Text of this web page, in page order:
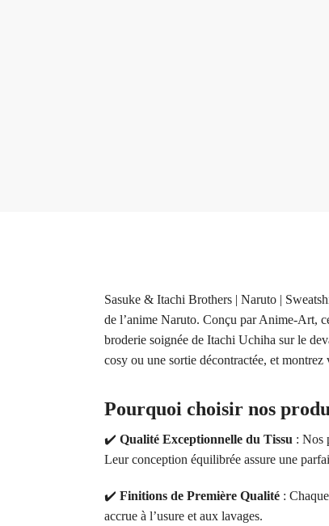
Sasuke & Itachi Brothers | Naruto |
de l’anime Naruto. Conçu par Anime-Art,
broderie soignée de Itachi Uchiha sur le
cosy ou une sortie décontractée, et
Pourquoi choisir nos
✔️ Qualité Exceptionnelle du Tissu : Nos
Leur conception équilibrée assure une
✔️ Finitions de Première Qualité: Chaque
accrue à l’usure et aux lavages.